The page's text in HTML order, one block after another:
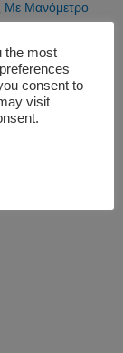
Με Μανόμετρο
the most
consent to
visit